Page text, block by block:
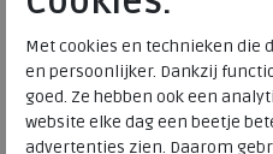
Kleur
Materiaal
Wijdtemaat
g
Uitneembaar voetbed
Met cookies en technieken die
en persoonlijker. Dankzij
goed. Ze hebben ook een
website elke dag een beetje
advertenties zien. Daarom